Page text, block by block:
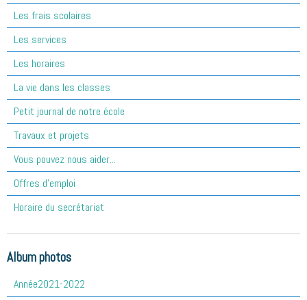
Les frais scolaires
Les services
Les horaires
La vie dans les classes
Petit journal de notre école
Travaux et projets
Vous pouvez nous aider...
Offres d'emploi
Horaire du secrétariat
Album photos
Année2021-2022